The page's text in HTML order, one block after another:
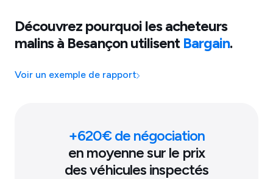
Découvrez pourquoi les acheteurs
malins à Besançonutilisent Bargain.
Voir un exemple de rapport
+620€ de négociation
en moyenne sur le prix
des véhicules inspectés